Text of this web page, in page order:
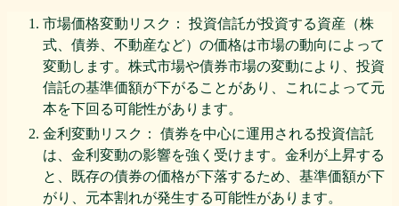
市場価格変動リスク： 投資信託が投資する資産（株
式、債券、不動産など）の価格は市場の動向によって
変動します。株式市場や債券市場の変動により、投資
信託の基準価額が下がることがあり、これによって元
本を下回る可能性があります。
金利変動リスク： 債券を中心に運用される投資信託
は、金利変動の影響を強く受けます。金利が上昇する
と、既存の債券の価格が下落するため、基準価額が下
がり、元本割れが発生する可能性があります。